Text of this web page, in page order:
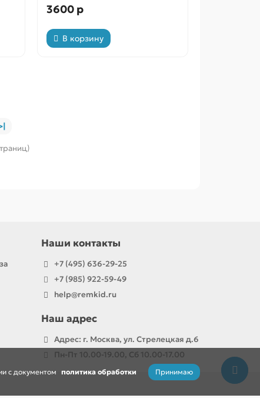
3600 р
В корзину
с документом политика обработки
Принимаю
Наши контакты
+7 (495) 636-29-25
+7 (985) 922-59-49
help@remkid.ru
Наш адрес
Адрес: г. Москва, ул. Стрелецкая д.6
Пн-Пт 10.00-19.00, Сб 10.00-17.00